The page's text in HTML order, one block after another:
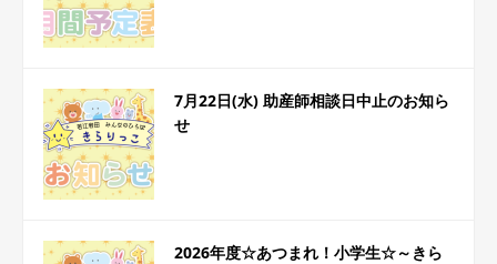
7月22日(水) 助産師相談日中止のお知ら
せ
2026年度☆あつまれ！小学生☆～きら